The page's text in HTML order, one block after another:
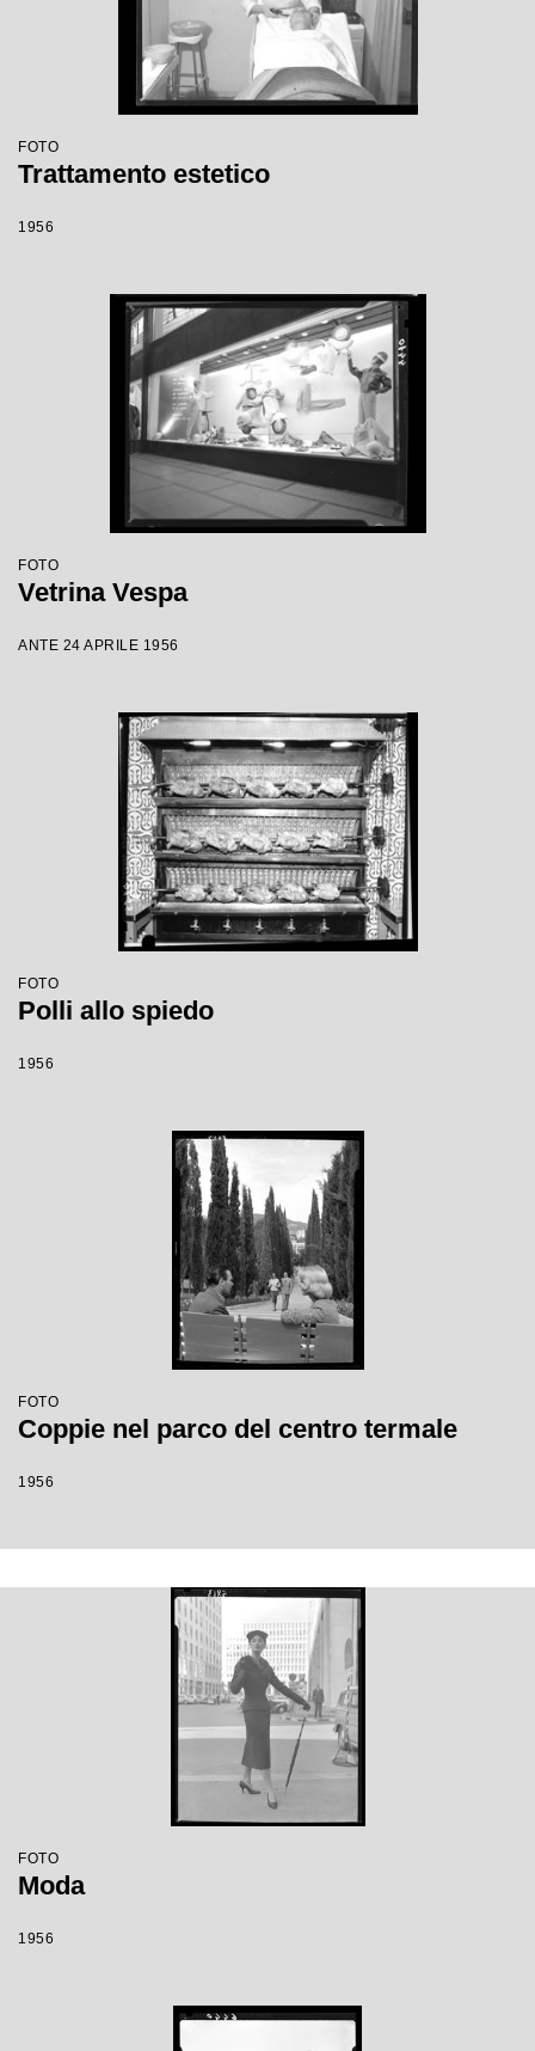
FOTO
Trattamento estetico
1956
FOTO
Vetrina Vespa
ANTE 24 APRILE 1956
FOTO
Polli allo spiedo
1956
FOTO
Coppie nel parco del centro termale
1956
FOTO
Moda
1956